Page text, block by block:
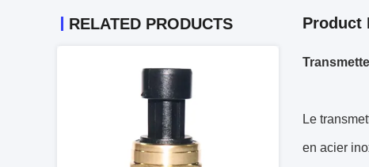
RELATED PRODUCTS Product
Le
en acier